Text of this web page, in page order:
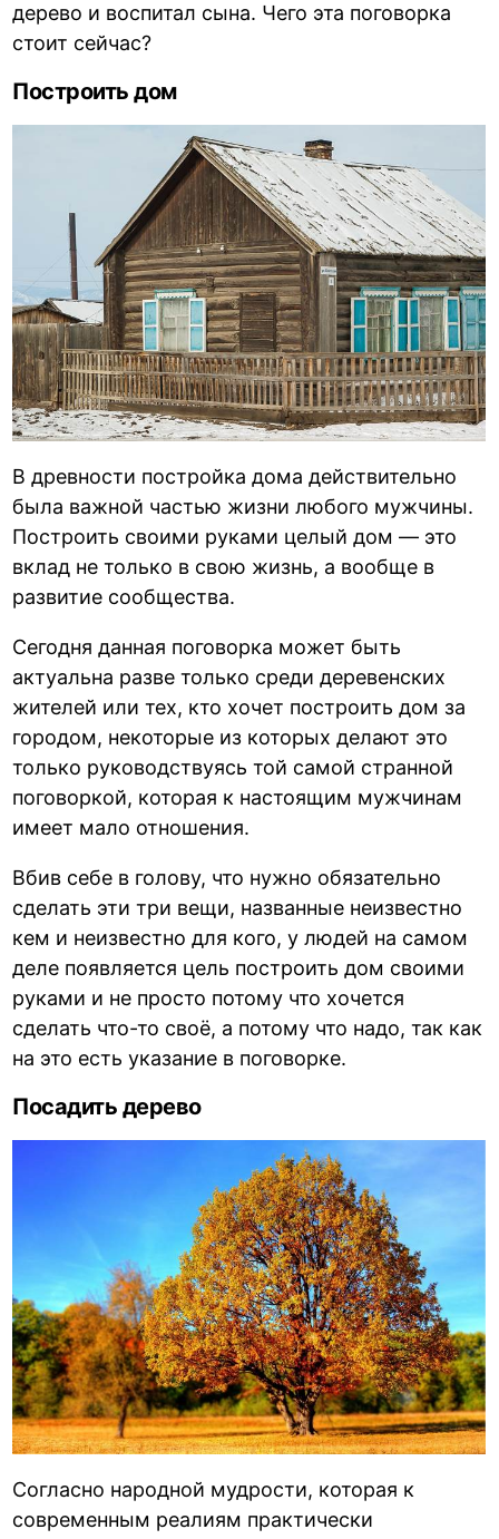
дерево и воспитал сына. Чего эта поговорка
стоит сейчас?
Построить дом
В древности постройка дома действительно
была важной частью жизни любого мужчины.
Построить своими руками целый дом — это
вклад не только в свою жизнь, а вообще в
развитие сообщества.
Сегодня данная поговорка может быть
актуальна разве только среди деревенских
жителей или тех, кто хочет построить дом за
городом, некоторые из которых делают это
только руководствуясь той самой странной
поговоркой, которая к настоящим мужчинам
имеет мало отношения.
Вбив себе в голову, что нужно обязательно
сделать эти три вещи, названные неизвестно
кем и неизвестно для кого, у людей на самом
деле появляется цель построить дом своими
руками и не просто потому что хочется
сделать что-то своё, а потому что надо, так как
на это есть указание в поговорке.
Посадить дерево
Согласно народной мудрости, которая к
современным реалиям практически